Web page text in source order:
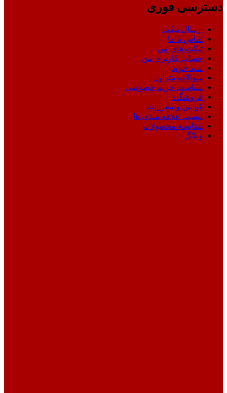
دسترسی فوری
ارسال تیکت
تماس با ما
تیکت های من
حساب کاربری من
سبد خرید
سوالات متداول
سیاست حریم خصوصی
فروشگاه
قوانین و مقررات
لیست علاقه مندی ها
مقایسه محصولات
وبلاگ